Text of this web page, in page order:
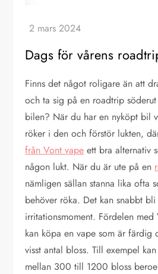
Dags för vårens
Finns det något roligare än att
och ta sig på en roadtrip
bilen? När du har en nyköpt bil
röker i den och förstör lukten,
från Vont vape ett bra alternativ
någon lukt. När du är ute på en
nämligen sällan stanna lika ofta
behöver röka. Det kan snabbt bli
irritationsmoment. Fördelen
kan köpa en vape som är färdig
visst antal bloss. Till exempel
mellan 300 till 1200 bloss